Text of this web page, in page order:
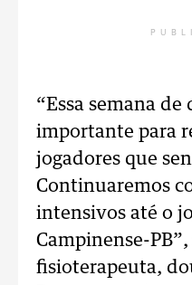
“Essa semana de
importante para
jogadores que
Continuaremos
intensivos até o
Campinense-
fisioterapeuta,